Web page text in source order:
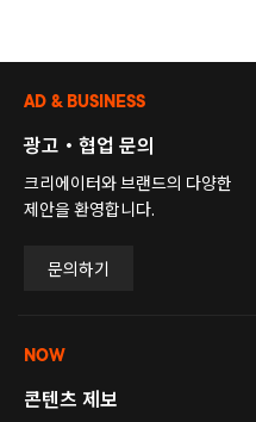
AD & BUSINESS
광고・협업 문의
크리에이터와 브랜드의 다양한
제안을 환영합니다.
문의하기
NOW
콘텐츠 제보